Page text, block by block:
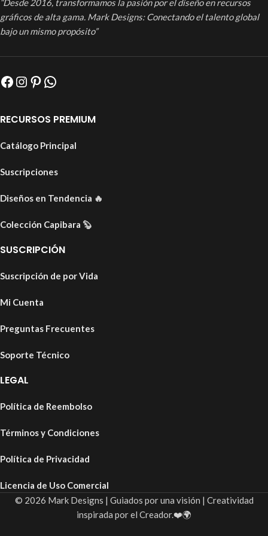
“Desde 2016, transformamos la pasión por el diseño en recursos
gráficos de alta gama. Mark Designs: Conectando el talento global
bajo un mismo propósito”
RECURSOS PREMIUM
Catálogo Principal
Suscripciones
Diseños en Tendencia 🔥
Colección Capibara 🦫
SUSCRIPCIÓN
Suscripción de por Vida
Mi Cuenta
Preguntas Frecuentes
Soporte Técnico
LEGAL
Política de Reembolso
Términos y Condiciones
Política de Privacidad
Licencia de Uso Comercial
© 2026 Mark Designs | Guiados por una visión | Creatividad
inspirada por el Creador.❤️🌍